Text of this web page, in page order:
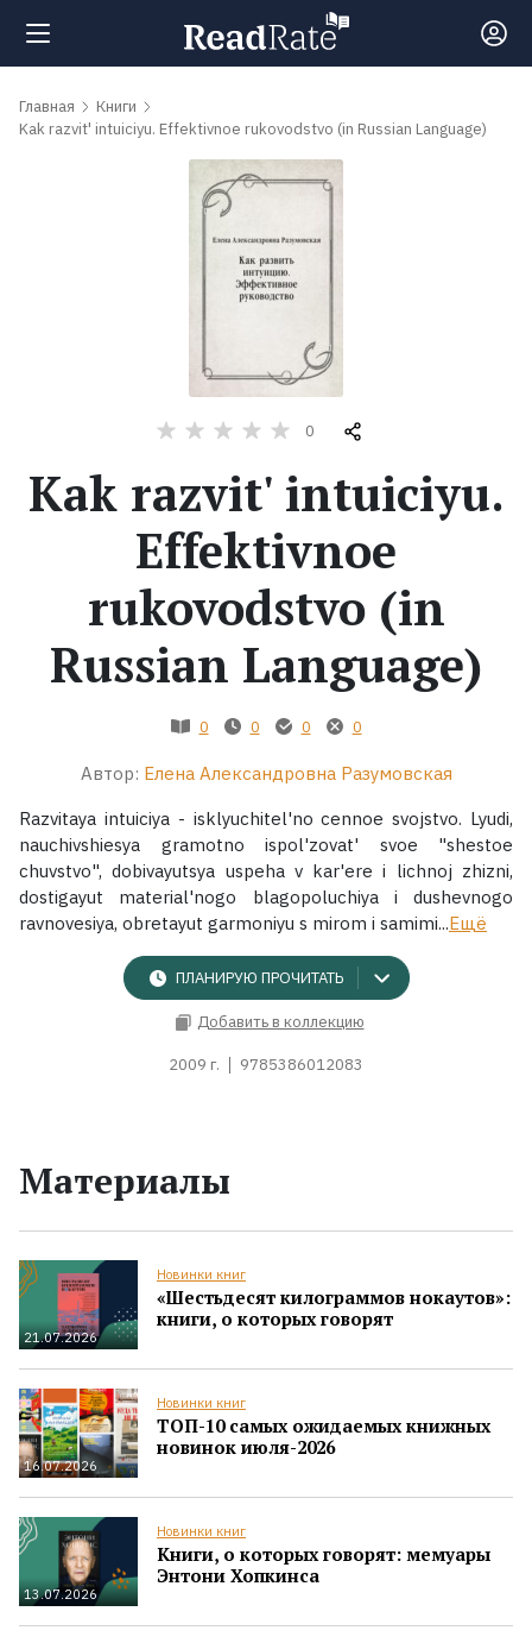
Поиск
обсуждаемые
книги
Серии
Экранизации
Коллекции
Главная
Книги
Kak razvit' intuiciyu. Effektivnoe rukovodstvo (in Russian Language)
0
Kak razvit' intuiciyu.
Effektivnoe
rukovodstvo (in
Russian Language)
0 0 0 0
Автор: Елена Александровна Разумовская
Razvitaya intuiciya - isklyuchitel'no cennoe svojstvo. Lyudi,
nauchivshiesya gramotno ispol'zovat' svoe "shestoe
chuvstvo", dobivayutsya uspeha v kar'ere i lichnoj zhizni,
dostigayut material'nogo blagopoluchiya i dushevnogo
ravnovesiya, obretayut garmoniyu s mirom i samimi...Ещё
ПЛАНИРУЮ ПРОЧИТАТЬ
Добавить в коллекцию
2009 г. 9785386012083
Материалы
21.07.2026
Новинки книг
«Шестьдесят килограммов нокаутов»:
книги, о которых говорят
16.07.2026
Новинки книг
ТОП-10 самых ожидаемых книжных
новинок июля-2026
13.07.2026
Новинки книг
Книги, о которых говорят: мемуары
Энтони Хопкинса